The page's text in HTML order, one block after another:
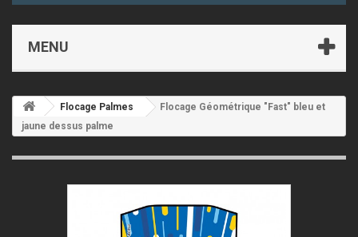
MENU
Flocage Palmes
Flocage Géométrique "Fast" bleu et
jaune dessus palme